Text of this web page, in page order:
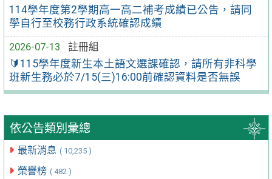
114學年度第2學期高一高二補考成績已公告，請同
學自行至校務行政系統確認成績
2026-07-13
註冊組
🔰115學年度新生本土語文選課確認，請所有非科學
班新生務必於7/15(三)16:00前確認資料是否無誤
依公告類別彙總
最新消息 ( 10,235 )
榮譽榜 ( 482 )